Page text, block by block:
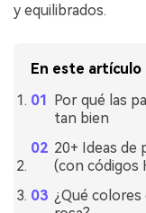
y equilibrados.
En este artículo
Por qué las
tan bien
20+ Ideas de
(con códigos
¿Qué